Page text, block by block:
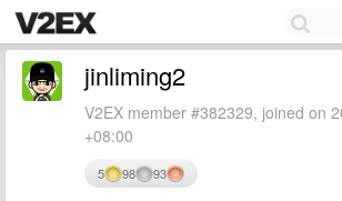
jinliming2
V2EX member #382329, joined on
+08:00
5 98 93